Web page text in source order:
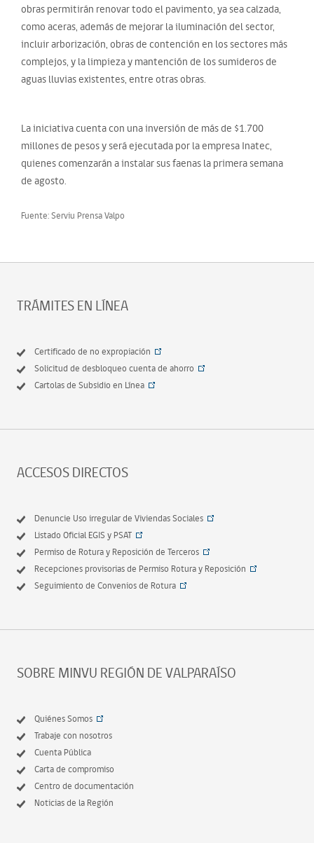
obras permitirán renovar todo el pavimento, ya sea calzada,
como aceras, además de mejorar la iluminación del sector,
incluir arborización, obras de contención en los sectores más
complejos, y la limpieza y mantención de los sumideros de
aguas lluvias existentes, entre otras obras.
La iniciativa cuenta con una inversión de más de $1.700
millones de pesos y será ejecutada por la empresa Inatec,
quienes comenzarán a instalar sus faenas la primera semana
de agosto.
Fuente: Serviu Prensa Valpo
TRÁMITES EN LÍNEA
Certificado de no expropiación
Solicitud de desbloqueo cuenta de ahorro
Cartolas de Subsidio en Línea
ACCESOS DIRECTOS
Denuncie Uso irregular de Viviendas Sociales
Listado Oficial EGIS y PSAT
Permiso de Rotura y Reposición de Terceros
Recepciones provisorias de Permiso Rotura y Reposición
Seguimiento de Convenios de Rotura
SOBRE MINVU REGIÓN DE VALPARAÍSO
Quiénes Somos
Trabaje con nosotros
Cuenta Pública
Carta de compromiso
Centro de documentación
Noticias de la Región